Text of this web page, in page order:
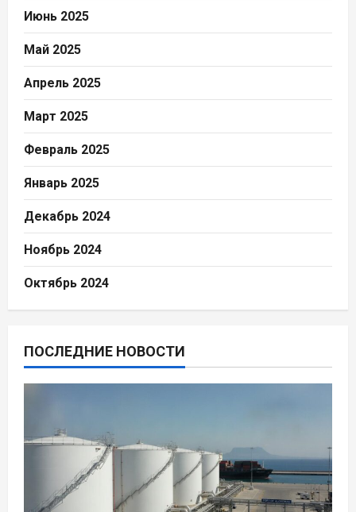
Июнь 2025
Май 2025
Апрель 2025
Март 2025
Февраль 2025
Январь 2025
Декабрь 2024
Ноябрь 2024
Октябрь 2024
ПОСЛЕДНИЕ НОВОСТИ